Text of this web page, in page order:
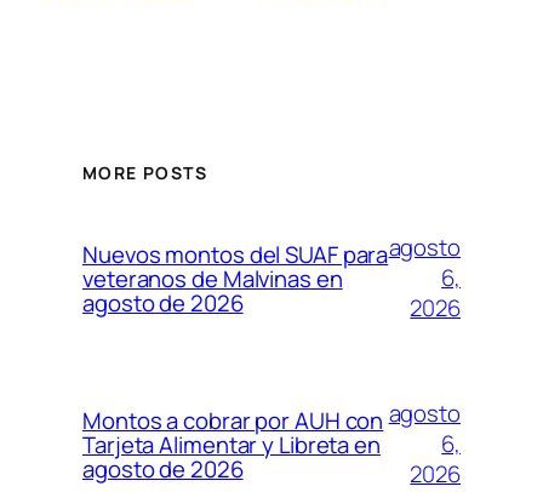
MORE POSTS
Nuevos montos del SUAF para
veteranos de Malvinas en
agosto de 2026
agosto
6,
2026
Montos a cobrar por AUH con
Tarjeta Alimentar y Libreta en
agosto de 2026
agosto
6,
2026